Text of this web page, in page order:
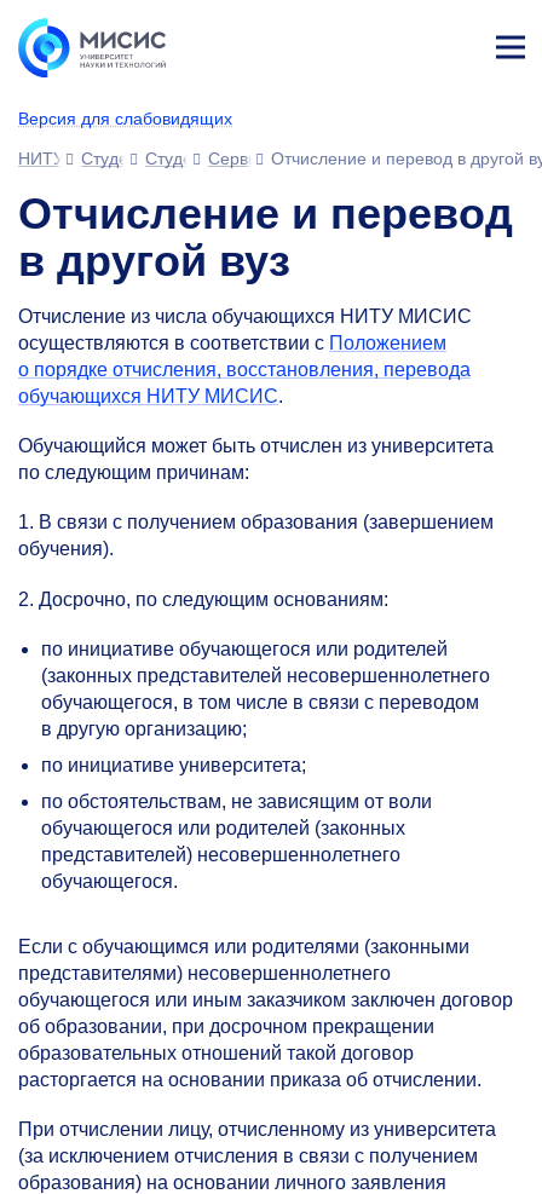
Версия для слабовидящих
ине
НИТУ МИСИС
СтудентамСтуденческий офис
Сервисы для обучающихся
Отчисление и перевод в другой
Отчисление и перевод
в другой вуз
Отчисление из числа обучающихся НИТУ МИСИС
осуществляются в соответствии с Положением
о порядке отчисления, восстановления, перевода
обучающихся НИТУ МИСИС.
Обучающийся может быть отчислен из университета
по следующим причинам:
1. В связи с получением образования (завершением
обучения).
2. Досрочно, по следующим основаниям:
по инициативе обучающегося или родителей
(законных представителей несовершеннолетнего
обучающегося, в том числе в связи с переводом
в другую организацию;
по инициативе университета;
по обстоятельствам, не зависящим от воли
обучающегося или родителей (законных
представителей) несовершеннолетнего
обучающегося.
Если с обучающимся или родителями (законными
представителями) несовершеннолетнего
обучающегося или иным заказчиком заключен договор
об образовании, при досрочном прекращении
образовательных отношений такой договор
расторгается на основании приказа об отчислении.
При отчислении лицу, отчисленному из университета
(за исключением отчисления в связи с получением
образования) на основании личного заявления